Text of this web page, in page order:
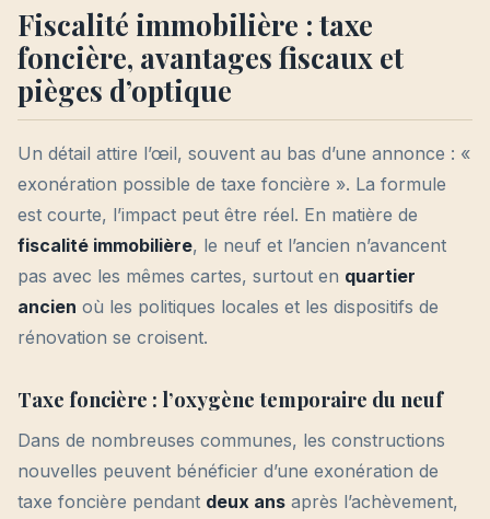
Fiscalité immobilière : taxe
foncière, avantages fiscaux et
pièges d’optique
Un détail attire l’œil, souvent au bas d’une annonce : «
exonération possible de taxe foncière ». La formule
est courte, l’impact peut être réel. En matière de
fiscalité immobilière, le neuf et l’ancien n’avancent
pas avec les mêmes cartes, surtout en quartier
ancien où les politiques locales et les dispositifs de
rénovation se croisent.
Taxe foncière : l’oxygène temporaire du neuf
Dans de nombreuses communes, les constructions
nouvelles peuvent bénéficier d’une exonération de
taxe foncière pendant deux ans après l’achèvement,